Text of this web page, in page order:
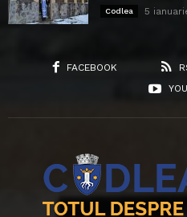
Codlea 5
FACEBOOK